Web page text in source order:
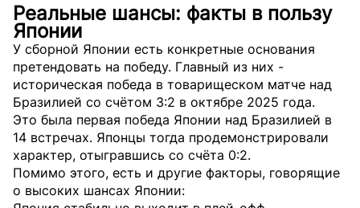
Реальные шансы: факты в пользу
Японии
У сборной Японии есть конкретные основания
претендовать на победу. Главный из них -
историческая победа в товарищеском матче над
Бразилией со счётом 3:2 в октябре 2025 года.
Это была первая победа Японии над Бразилией в
14 встречах. Японцы тогда продемонстрировали
характер, отыгравшись со счёта 0:2.
Помимо этого, есть и другие факторы, говорящие
о высоких шансах Японии: